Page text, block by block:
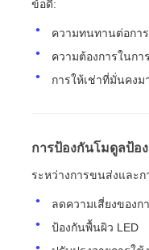
ข้อดี:
ความทนทานต่อกา
ความต้องการในกา
การให้เช่าที่มั่นคง
การป้องกันโมดูลป้อ
ระหว่างการขนส่งและก
ลดความเสี่ยงของก
ป้องกันพื้นผิว LED